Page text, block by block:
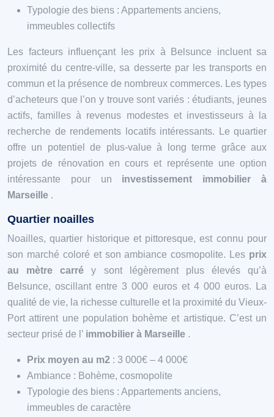
Typologie des biens : Appartements anciens,
immeubles collectifs
Les facteurs influençant les prix à Belsunce incluent sa
proximité du centre-ville, sa desserte par les transports en
commun et la présence de nombreux commerces. Les types
d’acheteurs que l’on y trouve sont variés : étudiants, jeunes
actifs, familles à revenus modestes et investisseurs à la
recherche de rendements locatifs intéressants. Le quartier
offre un potentiel de plus-value à long terme grâce aux
projets de rénovation en cours et représente une option
intéressante pour un investissement immobilier à
Marseille .
Quartier noailles
Noailles, quartier historique et pittoresque, est connu pour
son marché coloré et son ambiance cosmopolite. Les prix
au mètre carréy sont légèrement plus élevés qu’à
Belsunce, oscillant entre 3 000 euros et 4 000 euros. La
qualité de vie, la richesse culturelle et la proximité du Vieux-
Port attirent une population bohème et artistique. C’est un
secteur prisé de l’ immobilier à Marseille .
Prix moyen au m2 : 3 000€ – 4 000€
Ambiance : Bohème, cosmopolite
Typologie des biens : Appartements anciens,
immeubles de caractère